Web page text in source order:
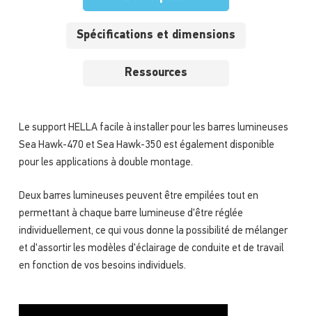
Spécifications et dimensions
Ressources
Le support HELLA facile à installer pour les barres lumineuses
Sea Hawk-470 et Sea Hawk-350 est également disponible
pour les applications à double montage.
Deux barres lumineuses peuvent être empilées tout en
permettant à chaque barre lumineuse d'être réglée
individuellement, ce qui vous donne la possibilité de mélanger
et d'assortir les modèles d'éclairage de conduite et de travail
en fonction de vos besoins individuels.